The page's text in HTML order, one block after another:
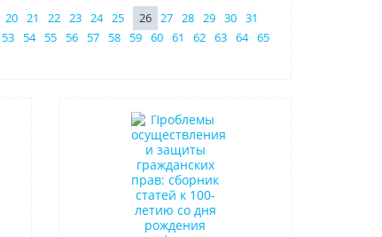
20 21 22 23 24 25 26 27 28 29 30
31
53 54 55 56 57 58 59 60 61 62 63 64
65
Нет в наличии